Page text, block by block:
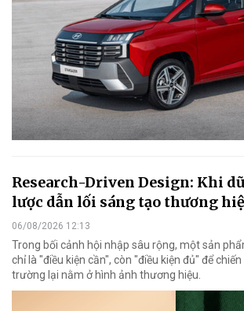
Research-Driven Design: Khi
lược dẫn lối sáng tạo thương
06/08/2026 12:13
Trong bối cảnh hội nhập sâu rộng, một sản
chỉ là "điều kiện cần", còn "điều kiện đủ" để
trường lại nằm ở hình ảnh thương hiệu.